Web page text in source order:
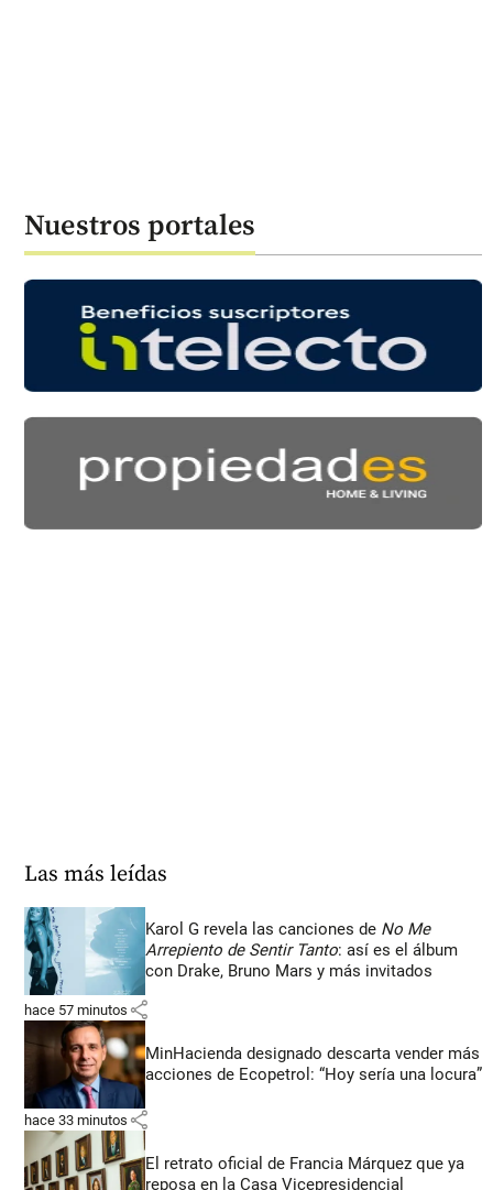
Nuestros portales
Las más leídas
Karol G revela las canciones de No Me
Arrepiento de Sentir Tanto: así es el álbum
con Drake, Bruno Mars y más invitados
hace 57 minutos share
MinHacienda designado descarta vender más
acciones de Ecopetrol: “Hoy sería una locura”
hace 33 minutos share
El retrato oficial de Francia Márquez que ya
reposa en la Casa Vicepresidencial